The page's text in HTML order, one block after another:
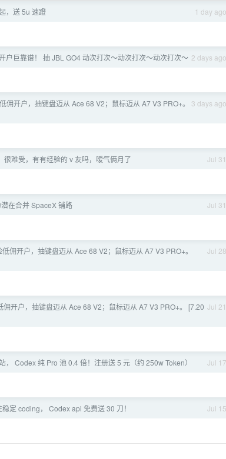
1 day ago
，送 5u 速蹬
2 days ago
户巨靠谱！ 抽 JBL GO4 动次打次～动次打次～动次打次～
3 days ago
佣开户，抽键盘迈从 Ace 68 V2；鼠标迈从 A7 V3 PRO+。
Jul 31
很难受，有有经验的 v 友吗，嗳气俩月了
Jul 31
在合并 SpaceX 铺路
Jul 28
佣开户，抽键盘迈从 Ace 68 V2；鼠标迈从 A7 V3 PRO+。
Jul 21
佣开户，抽键盘迈从 Ace 68 V2；鼠标迈从 A7 V3 PRO+。 [7.20
Jul 17
， Codex 纯 Pro 池 0.4 倍！注册送 5 元（约 250w Token）
Jul 15
定 coding， Codex api 免费送 30 刀！